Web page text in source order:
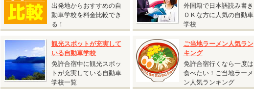
●入校日
AT車：6月10日・17日、7月8日、10月7日・14日、11月11日・18日
MT車：6月8日・15日、7月6日、10月5日・12日、11月9日・16日
■ツイン（バス・トイレ付）
AT車220,000円（税込242,000円）
MT車247,000円（税込271,700円）
■シングル（バス・トイレ付）
AT車220,000
円（税込242,000円）
MT車247,000円（税込271,700円）
出発地からおすすめの自
動車学校を料金比較でき
る！
外国籍で日本語読み書き
ＯＫな方に人気の自動車
学校
観光スポットが充実して
いる自動車学校
免許合宿中に観光スポッ
トが充実している自動車
学校一覧
ご当地ラーメン人気ラン
キング
免許合宿行くなら一度は
食べたい！ご当地ラーメ
ン人気ランキング